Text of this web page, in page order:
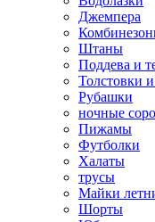
Джемпера
Штаны
Поддева и
Толстовки
Рубашки
ночные
Пижамы
Футболки
Халаты
трусы
Майки
Шорты